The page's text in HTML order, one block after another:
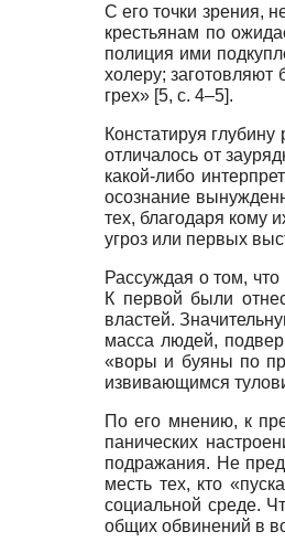
С его точки зрения,
крестьянам по
полиция ими
холеру;
грех» [5, с. 4–5].
Констатируя
отличалось от
какой-либо
осознание
тех, благодаря кому
угроз или первых
Рассуждая о том,
К первой были
властей.
масса людей,
«воры и буяны по
извивающимся
По его мнению, к
панических
подражания. Не
месть тех, кто
социальной среде.
общих обвинений в